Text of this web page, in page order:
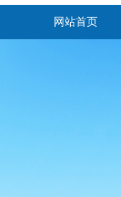
网站首页